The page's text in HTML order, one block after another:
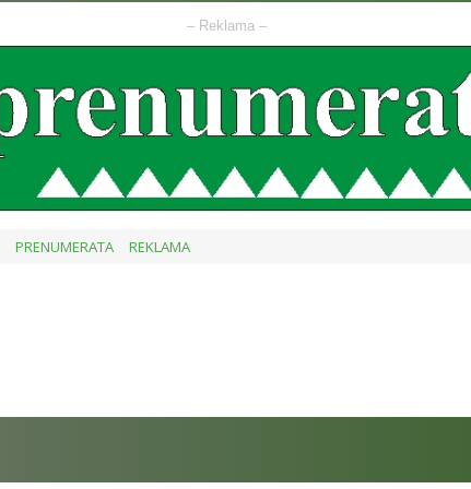
– Reklama –
PRENUMERATA REKLAMA